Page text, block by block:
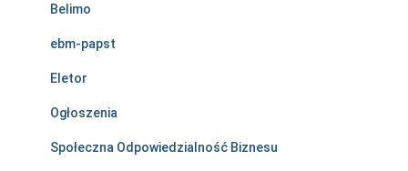
Belimo
ebm-papst
Eletor
Ogłoszenia
Społeczna Odpowiedzialność Biznesu